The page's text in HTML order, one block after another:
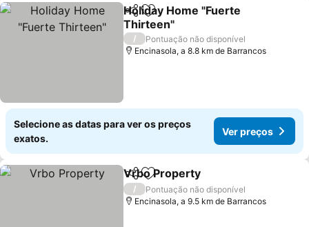
PartilharAdicionar aos favoritos
Holiday Home "Fuerte
Thirteen"
Ver preços
/
Pontuação não disponível
Encinasola, a 8.8 km de Barrancos
Selecione as datas para ver os preços
exatos.
Ver preços
PartilharAdicionar aos favoritos
Vrbo Property
/
Pontuação não disponível
Encinasola, a 9.5 km de Barrancos